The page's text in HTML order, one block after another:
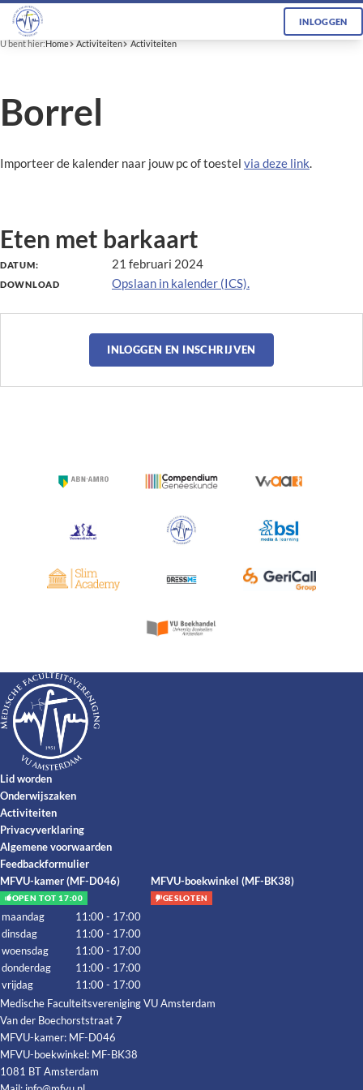
INLOGGEN
U bent hier:Home Activiteiten Activiteiten
Borrel
Importeer de kalender naar jouw pc of toestel via deze link.
Eten met barkaart
DATUM: 21 februari 2024
DOWNLOAD Opslaan in kalender (ICS).
INLOGGEN EN INSCHRIJVEN
Lid worden
Onderwijszaken
Activiteiten
Privacyverklaring
Algemene voorwaarden
Feedbackformulier
MFVU-kamer (MF-D046)
OPEN TOT 17:00
maandag
11:00 - 17:00
dinsdag
11:00 - 17:00
woensdag
11:00 - 17:00
donderdag
11:00 - 17:00
vrijdag
11:00 - 17:00
MFVU-boekwinkel (MF-BK38)
GESLOTEN
Medische Faculteitsvereniging VU Amsterdam
Van der Boechorststraat 7
MFVU-kamer: MF-D046
MFVU-boekwinkel: MF-BK38
1081 BT Amsterdam